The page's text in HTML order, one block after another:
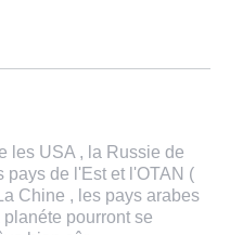
les USA , la Russie de
pays de l'Est et l'OTAN (
Chine , les pays arabes
pourront se